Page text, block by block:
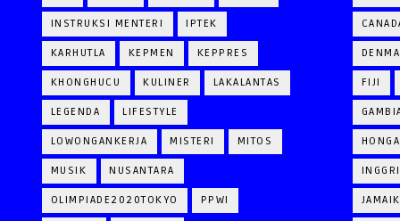
INSTRUKSI MENTERI IPTEK
KARHUTLA KEPMEN KEPPRES
KHONGHUCU KULINER LAKALANTAS
LEGENDA LIFESTYLE
LOWONGANKERJA MISTERI MITOS
MUSIK NUSANTARA
OLIMPIADE2020TOKYO PPWI
FIJI